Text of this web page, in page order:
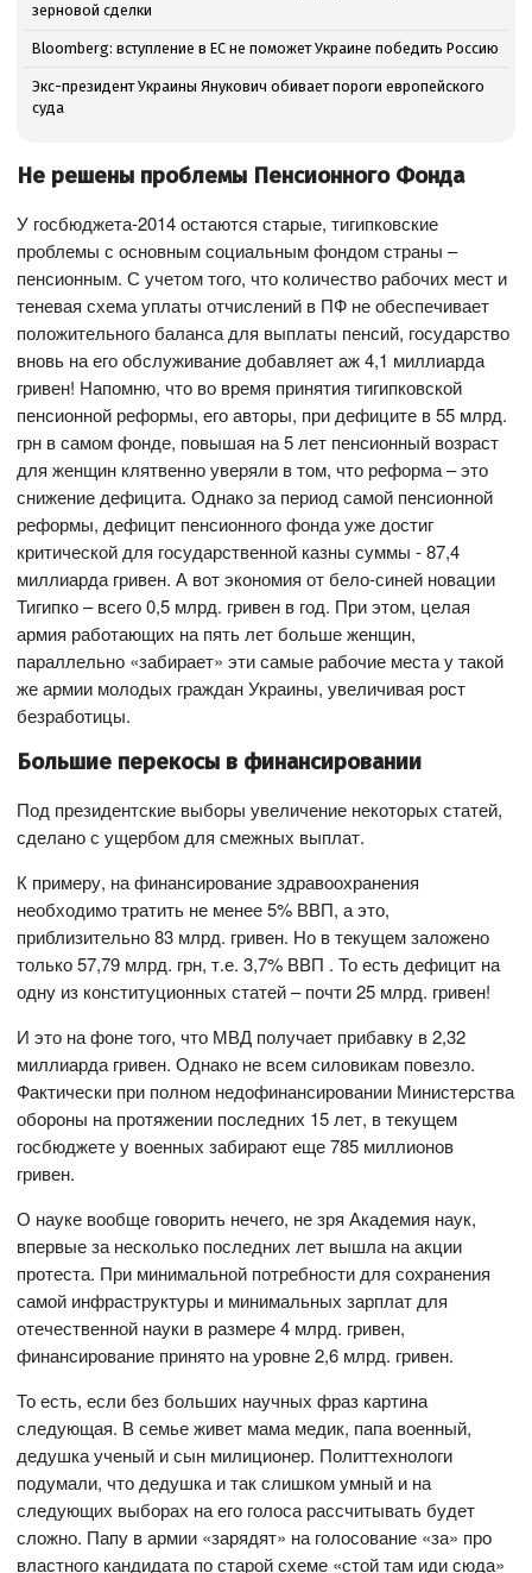
зерновой сделки
Bloomberg: вступление в ЕС не поможет Украине победить Россию
Экс-президент Украины Янукович обивает пороги европейского
суда
Не решены проблемы Пенсионного Фонда
У госбюджета-2014 остаются старые, тигипковские
проблемы с основным социальным фондом страны –
пенсионным. С учетом того, что количество рабочих мест и
теневая схема уплаты отчислений в ПФ не обеспечивает
положительного баланса для выплаты пенсий, государство
вновь на его обслуживание добавляет аж 4,1 миллиарда
гривен! Напомню, что во время принятия тигипковской
пенсионной реформы, его авторы, при дефиците в 55 млрд.
грн в самом фонде, повышая на 5 лет пенсионный возраст
для женщин клятвенно уверяли в том, что реформа – это
снижение дефицита. Однако за период самой пенсионной
реформы, дефицит пенсионного фонда уже достиг
критической для государственной казны суммы - 87,4
миллиарда гривен. А вот экономия от бело-синей новации
Тигипко – всего 0,5 млрд. гривен в год. При этом, целая
армия работающих на пять лет больше женщин,
параллельно «забирает» эти самые рабочие места у такой
же армии молодых граждан Украины, увеличивая рост
безработицы.
Большие перекосы в финансировании
Под президентские выборы увеличение некоторых статей,
сделано с ущербом для смежных выплат.
К примеру, на финансирование здравоохранения
необходимо тратить не менее 5% ВВП, а это,
приблизительно 83 млрд. гривен. Но в текущем заложено
только 57,79 млрд. грн, т.е. 3,7% ВВП . То есть дефицит на
одну из конституционных статей – почти 25 млрд. гривен!
И это на фоне того, что МВД получает прибавку в 2,32
миллиарда гривен. Однако не всем силовикам повезло.
Фактически при полном недофинансировании Министерства
обороны на протяжении последних 15 лет, в текущем
госбюджете у военных забирают еще 785 миллионов
гривен.
О науке вообще говорить нечего, не зря Академия наук,
впервые за несколько последних лет вышла на акции
протеста. При минимальной потребности для сохранения
самой инфраструктуры и минимальных зарплат для
отечественной науки в размере 4 млрд. гривен,
финансирование принято на уровне 2,6 млрд. гривен.
То есть, если без больших научных фраз картина
следующая. В семье живет мама медик, папа военный,
дедушка ученый и сын милиционер. Политтехнологи
подумали, что дедушка и так слишком умный и на
следующих выборах на его голоса рассчитывать будет
сложно. Папу в армии «зарядят» на голосование «за» про
властного кандидата по старой схеме «стой там иди сюда»